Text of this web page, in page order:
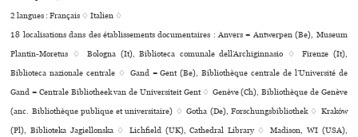
2 langues :Français ♢Italien ♢
18 localisations dans des établissements documentaires : Anvers = Antwerpen (Be), Museum
Plantin-Moretus ♢ Bologna (It), Biblioteca comu­nale dell’Archiginnasio ♢ Firenze (It),
Biblioteca nazio­nale cen­trale ♢ Gand = Gent (Be), Bibliothèque centrale de l’Université de
Gand = Centrale Bibliotheek van de Universiteit Gent ♢ Genève (Ch), Bibliothèque de Genève
(anc. Bibliothèque publi­que et uni­ver­si­taire) ♢ Gotha (De), Forschungsbibliothek ♢ Kraków
(Pl), Biblioteka Jagiellonska ♢ Lichfield (UK), Cathedral Library ♢ Madison, WI (USA),